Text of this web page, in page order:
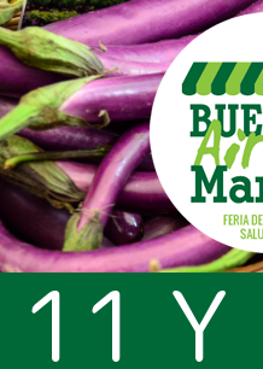
11 Y